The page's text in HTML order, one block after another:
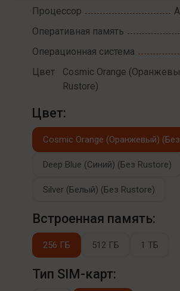
Процессор
Оперативная память
Операционная система
Цвет
Cosmic Orange
Rustore)
Цвет:
Cosmic Orange (Оранжевый)
Deep Blue (Синий) (Без Rustore)
Silver (Белый) (Без Rustore)
Встроенная память:
256 ГБ 512 ГБ 1 ТБ
Тип SIM-карт: